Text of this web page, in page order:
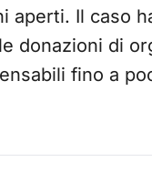
aperti. Il caso
donazioni di
fino a